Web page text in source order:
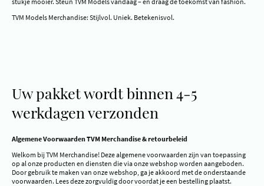
TVM Models Merchandise: Stijlvol. Uniek. Betekenisvol.
Uw pakket wordt binnen 4-5
werkdagen verzonden
Algemene Voorwaarden TVM Merchandise & retourbeleid
Welkom bij TVM Merchandise! Deze algemene voorwaarden zijn van toepassing
op al onze producten en diensten die via onze webshop worden aangeboden.
Door gebruik te maken van onze webshop, ga je akkoord met de onderstaande
voorwaarden. Lees deze zorgvuldig door voordat je een bestelling plaatst.